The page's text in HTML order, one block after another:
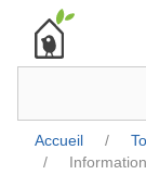
Accueil /
/